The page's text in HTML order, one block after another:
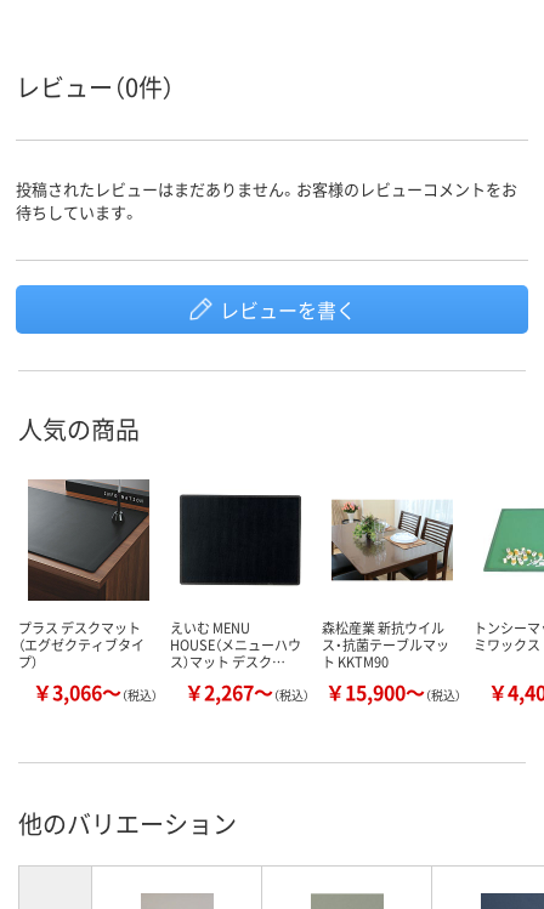
レビュー（0件）
投稿されたレビューはまだありません。お客様のレビューコメントをお
待ちしています。
レビューを書く
人気の商品
プラス デスクマット
（エグゼクティブタイ
プ）
￥3,066～（税込）
えいむ MENU
HOUSE（メニューハウ
ス）マット デスク…
￥2,267～（税込）
森松産業 新抗ウイル
ス・抗菌テーブルマッ
ト KKTM90
￥15,900～（税込）
トンシー
ミワックス
￥
他のバリエーション